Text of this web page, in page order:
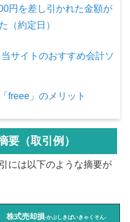
円を差し引かれた金額が
（約定日）
サイトのおすすめ会計ソ
freee」のメリット
要（取引例）
には以下のような摘要が
株式売却損-かぶしきばいきゃくそん-